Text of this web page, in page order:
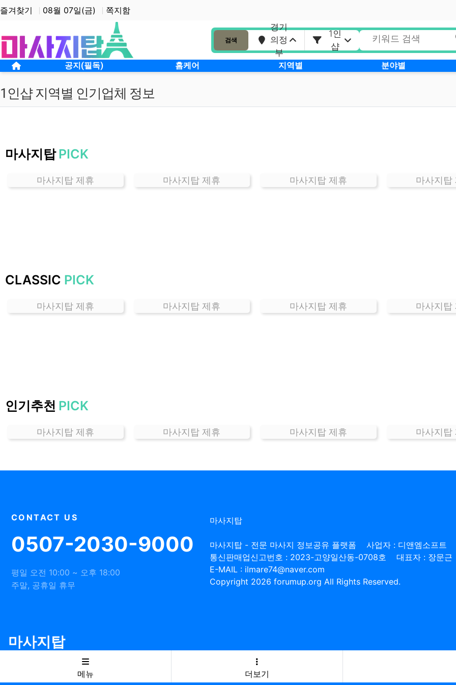
상단 네비
즐겨찾기 08월 07일(금) 쪽지함
검색
경기
의정
부
1인
샵
메인 메뉴 공지(필독) 홈케어 지역별 분야별
홈으로
1인샵 지역별 인기업체 정보
의
가
격
천
마사지탑 PICK
마사지탑 제휴 마사지탑 제휴 마사지탑 제휴 마사지탑
CLASSIC PICK
마사지탑 제휴 마사지탑 제휴 마사지탑 제휴 마사지탑
인기추천 PICK
마사지탑 제휴 마사지탑 제휴 마사지탑 제휴 마사지탑
CONTACT US
0507-2030-9000
평일 오전 10:00 ~ 오후 18:00
주말, 공휴일 휴무
마사지탑
마사지탑 - 전문 마사지 정보공유 플랫폼
사업자 : 디앤엠소프트
통신판매업신고번호 : 2023-고양일산동-0708호
대표자 : 장문근
E-MAIL : ilmare74@naver.com
Copyright 2026 forumup.org All Rights Reserved.
마사지탑
메뉴
더보기